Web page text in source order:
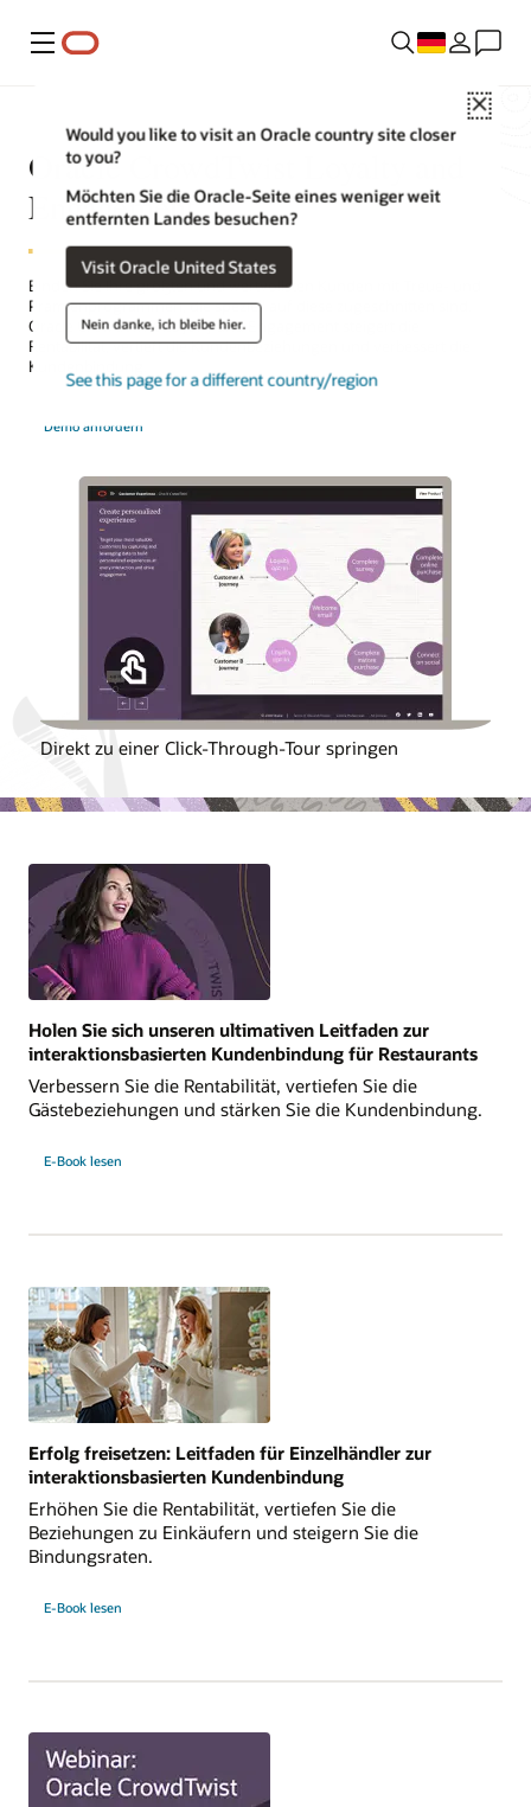
Menü
Close
Would you like to visit an Oracle country site closer
to you?
Möchten Sie die Oracle-Seite eines weniger weit
entfernten Landes besuchen?
Visit Oracle United States
Nein danke, ich bleibe hier.
See this page for a different country/region
Oracle CrowdTwist Loyalty and
Engagement
Binden Sie Ihre größten und wertvollsten Kunden mit Treue- und
Prämienprogrammen, die speziell auf diese zugeschnitten sind.
Oracle CrowdTwist Loyalty and Engagement steigert die
Rentabilität, vertieft die Kundenbeziehungen und verbessert die
Kundenbindung.
Demo anfordern
Direkt zu einer Click-Through-Tour springen
Holen Sie sich unseren ultimativen Leitfaden zur
interaktionsbasierten Kundenbindung für Restaurants
Verbessern Sie die Rentabilität, vertiefen Sie die
Gästebeziehungen und stärken Sie die Kundenbindung.
E-Book lesen
Erfolg freisetzen: Leitfaden für Einzelhändler zur
interaktionsbasierten Kundenbindung
Erhöhen Sie die Rentabilität, vertiefen Sie die
Beziehungen zu Einkäufern und steigern Sie die
Bindungsraten.
E-Book lesen